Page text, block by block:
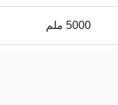
5000 ملم